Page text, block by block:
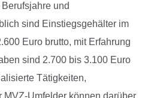
und
sind Einstiegsgehälter im
Euro brutto, mit Erfahrung
sind 2.700 bis 3.100 Euro
Tätigkeiten,